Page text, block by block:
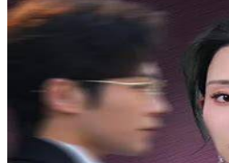
Stick-O
Sudocrem
Sunnylife